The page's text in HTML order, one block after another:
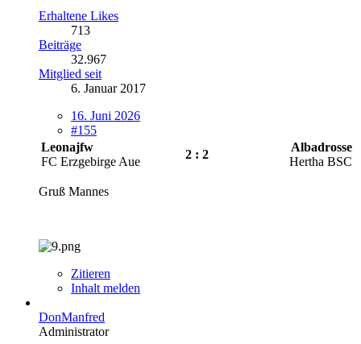
Erhaltene Likes
713
Beiträge
32.967
Mitglied seit
6. Januar 2017
16. Juni 2026
#155
Leonajfw
FC Erzgebirge Aue
2 : 2
Albadrosse
Hertha BSC
Gruß Mannes
Zitieren
Inhalt melden
DonManfred
Administrator